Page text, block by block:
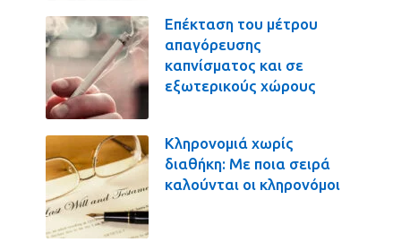
Επέκταση του μέτρου
απαγόρευσης
καπνίσματος και σε
εξωτερικούς χώρους
Κληρονομιά χωρίς
διαθήκη: Με ποια σειρά
καλούνται οι κληρονόμοι